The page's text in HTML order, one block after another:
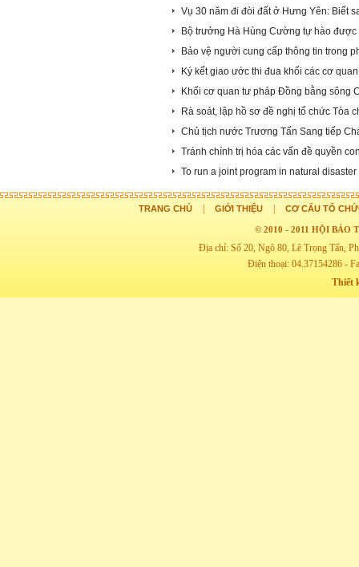
Vụ 30 năm đi đòi đất ở Hưng Yên: Biết
Bộ trưởng Hà Hùng Cường tự hào
Bảo vệ người cung cấp thông tin trong
Ký kết giao ước thi đua khối các cơ
Khối cơ quan tư pháp Đồng bằng sông
Rà soát, lập hồ sơ đề nghị tổ chức Tòa
Chủ tịch nước Trương Tấn Sang tiếp
Tránh chính trị hóa các vấn đề quyền
To run a joint program in natural
TRANG CHỦ GIỚI THIỆU CƠ CẤU TỔ
© 2010 - 2011 HỘI BẢO
Địa chỉ: Số 20, Ngõ 80, Lê Trọng Tấn,
Điện thoại: 04.37154286 -
Thiết